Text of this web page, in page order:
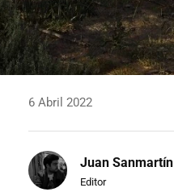
6 Abril 2022
Juan Sanmartín
Editor